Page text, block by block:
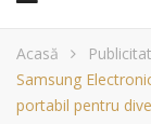
Acasă
Samsung
portabil pentru